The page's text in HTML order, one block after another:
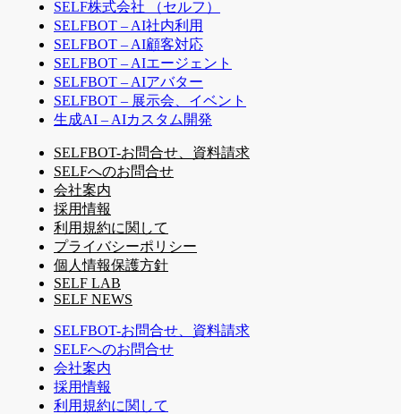
SELF株式会社 （セルフ）
SELFBOT – AI社内利用
SELFBOT – AI顧客対応
SELFBOT – AIエージェント
SELFBOT – AIアバター
SELFBOT – 展示会、イベント
生成AI – AIカスタム開発
SELFBOT-お問合せ、資料請求
SELFへのお問合せ
会社案内
採用情報
利用規約に関して
プライバシーポリシー
個人情報保護方針
SELF LAB
SELF NEWS
SELFBOT-お問合せ、資料請求
SELFへのお問合せ
会社案内
採用情報
利用規約に関して